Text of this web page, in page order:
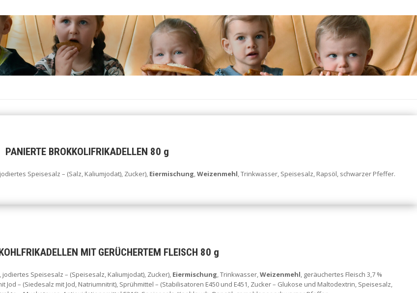
PANIERTE BROKKOLIFRIKADELLEN 80 g
Speisesalz – (Salz, Kaliumjodat), Zucker), Eiermischung,Weizenmehl, Trinkwasser, Speisesalz, Rapsöl, schwarzer Pfeffer.
MIT GERÜCHERTEM FLEISCH 80 g
jodiertes Speisesalz – (Speisesalz, Kaliumjodat), Zucker), Eiermischung, Trinkwasser,Weizenmehl, geräuchertes Fleisch 3,7 %
– (Siedesalz mit Jod, Natriumnitrit), Sprühmittel – (Stabilisatoren E450 und E451, Zucker – Glukose und Maltodextrin, Speisesalz,